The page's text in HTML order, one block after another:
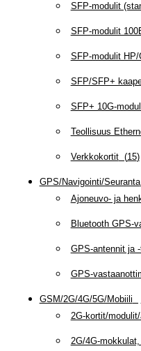
SFP-modulit
SFP-modulit
SFP-modulit
SFP/SFP+
SFP+ 10G-
Teollisuus
Verkkokortit(15)
GPS/Navigointi/Seuranta
Ajoneuvo- ja
Bluetooth GPS-
GPS-antennit ja
GPS-
GSM/2G/4G/5G/Mobiili
2G-kortit/
2G/4G-